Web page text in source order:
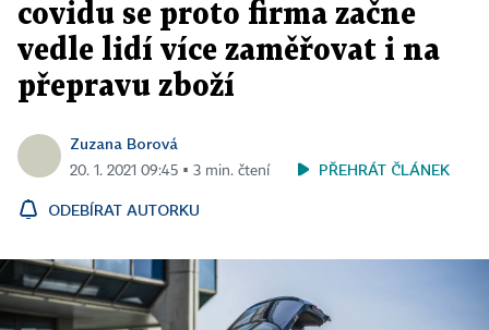
covidu se proto firma začne
vedle lidí více zaměřovat i na
přepravu zboží
Zuzana Borová
20. 1. 2021 09:45 ▪ 3 min. čtení PŘEHRÁT ČLÁNEK
ODEBÍRAT AUTORKU